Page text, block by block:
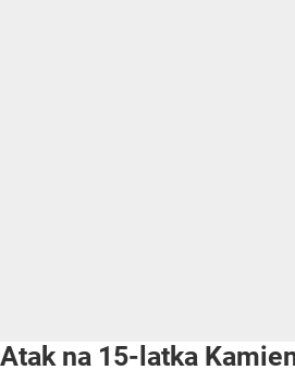
Atak na 15-latka